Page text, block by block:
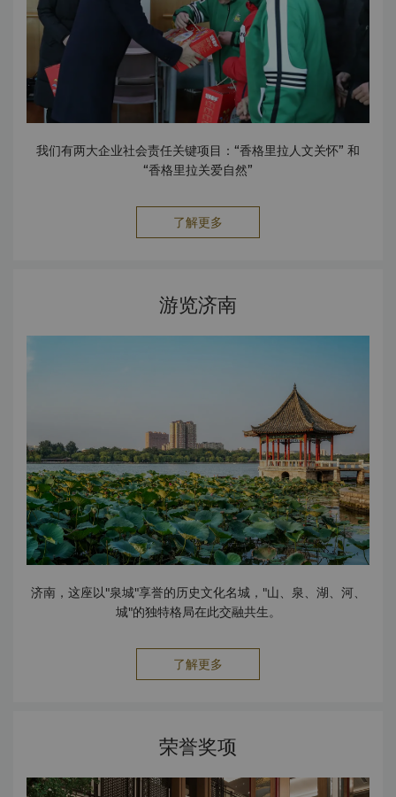
我们有两大企业社会责任关键项目：“香格里拉人文关怀” 和
“香格里拉关爱自然”
了解更多
游览济南
济南，这座以"泉城"享誉的历史文化名城，"山、泉、湖、河、
城"的独特格局在此交融共生。
了解更多
荣誉奖项